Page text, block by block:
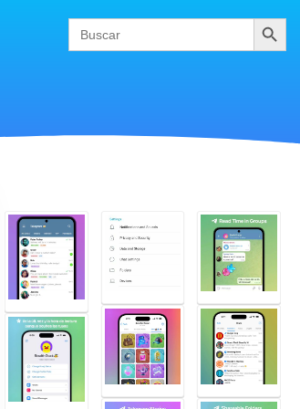
Search
for:
Buscar